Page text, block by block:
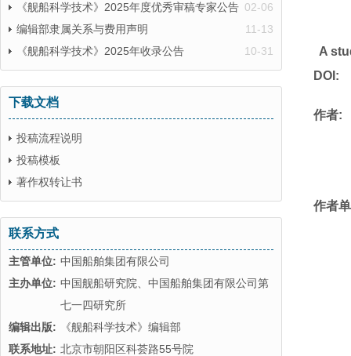
02-06
《舰船科学技术》2025年度优秀审稿专家公告
11-13
编辑部隶属关系与费用声明
10-31
《舰船科学技术》2025年收录公告
下载文档
投稿流程说明
投稿模板
著作权转让书
联系方式
主管单位: 中国船舶集团有限公司
主办单位: 中国舰船研究院、中国船舶集团有限公司第
七一四研究所
编辑出版:
《舰船科学技术》编辑部
联系地址: 北京市朝阳区科荟路55号院
A
DOI:
作者:
作者